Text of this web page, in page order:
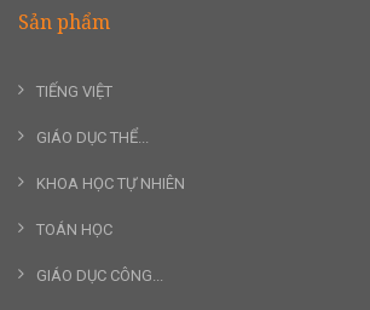
Sản phẩm
TIẾNG VIỆT
GIÁO DỤC THỂ...
KHOA HỌC TỰ NHIÊN
TOÁN HỌC
GIÁO DỤC CÔNG...